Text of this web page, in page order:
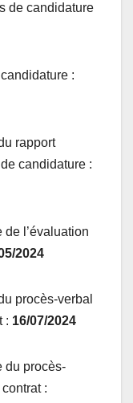
de candidature
:
rapport
candidature :
de l’évaluation
2024
procès-verbal
: 16/07/2024
du procès-
: